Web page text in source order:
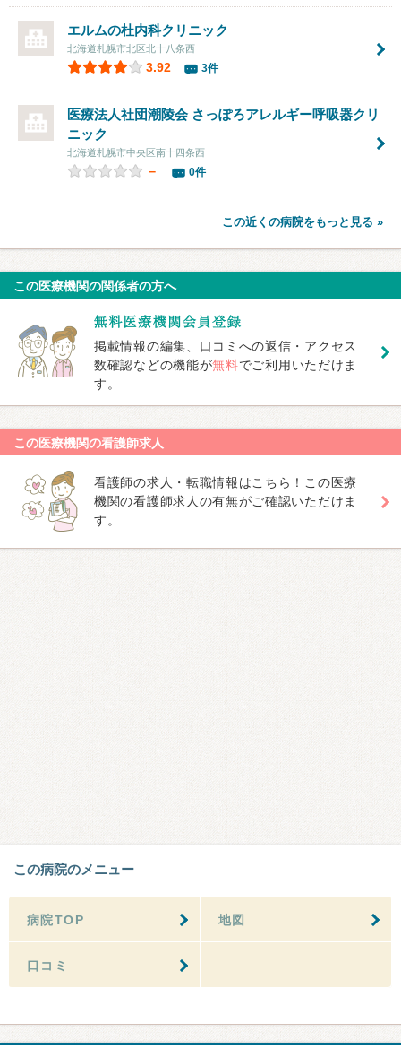
エルムの杜内科クリニック
北海道札幌市北区北十八条西
3.92 3件
医療法人社団潮陵会 さっぽろアレルギー呼吸器クリ
ニック
北海道札幌市中央区南十四条西
－ 0件
この近くの病院をもっと見る »
この医療機関の関係者の方へ
掲載情報の編集、口コミへの返信・アクセス
数確認などの機能が無料でご利用いただけま
す。
この医療機関の看護師求人
看護師の求人・転職情報はこちら！この医療
機関の看護師求人の有無がご確認いただけま
す。
この病院のメニュー
病院TOP 地図
口コミ